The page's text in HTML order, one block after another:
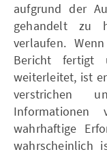
aufgrund der
gehandelt zu
verlaufen.
Bericht fertigt
weiterleitet, ist
verstrichen
Informationen
wahrhaftige
wahrscheinlich